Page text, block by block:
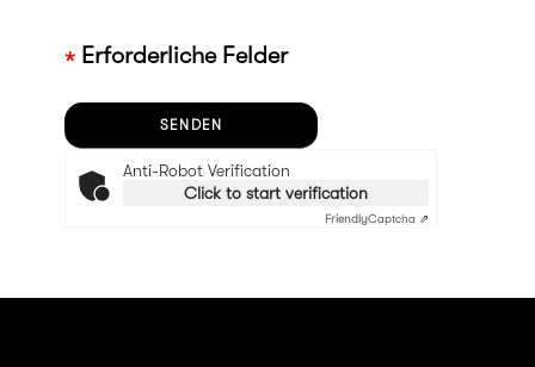
Erforderliche Felder
Anti-Robot Verification
Click to start verification
FriendlyCaptcha ⇗